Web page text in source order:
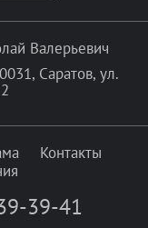
Валерьевич
Саратов, ул.
Контакты
39-41